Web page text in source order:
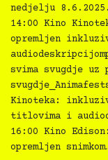
nedjelju
14:00 Kino
opremljen
svima svugdje
Kinoteka:
titlovima i
16:00 Kino
opremljen